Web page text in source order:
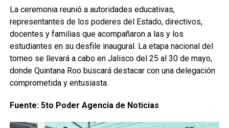
La ceremonia reunió a autoridades educativas,
representantes de los poderes del Estado, directivos,
docentes y familias que acompañaron a las y los
estudiantes en su desfile inaugural. La etapa nacional del
torneo se llevará a cabo en Jalisco del 25 al 30 de mayo,
donde Quintana Roo buscará destacar con una delegación
comprometida y entusiasta.
Fuente: 5to Poder Agencia de Noticias